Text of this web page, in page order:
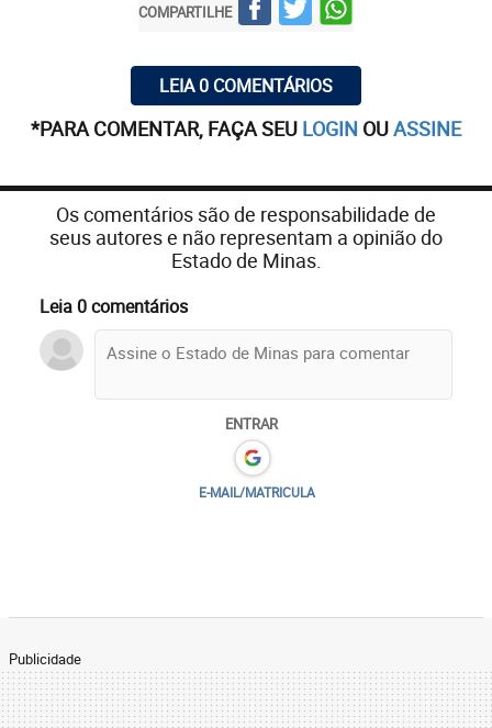
COMPARTILHE
LEIA 0 COMENTÁRIOS
*PARA COMENTAR, FAÇA SEU LOGIN OUASSINE
Os comentários são de responsabilidade de
seus autores e não representam a opinião do
Estado de Minas.
Leia 0 comentários
ENTRAR
E-MAIL/MATRICULA
Publicidade